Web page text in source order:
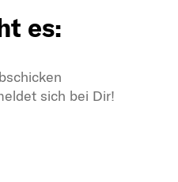
es:
sich bei Dir!